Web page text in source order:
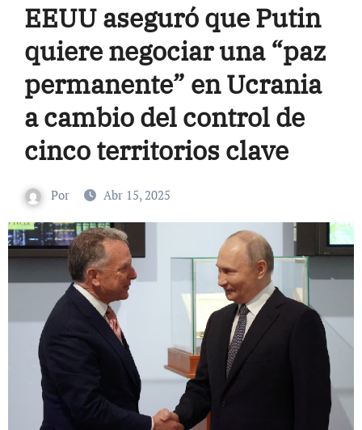
EEUU aseguró que Putin
quiere negociar una “paz
permanente” en Ucrania
a cambio del control de
cinco territorios clave
Por Abr 15, 2025